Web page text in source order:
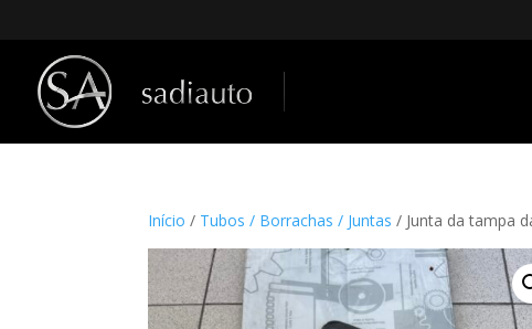
Início / Tubos / Borrachas / Juntas / Junta da tampa